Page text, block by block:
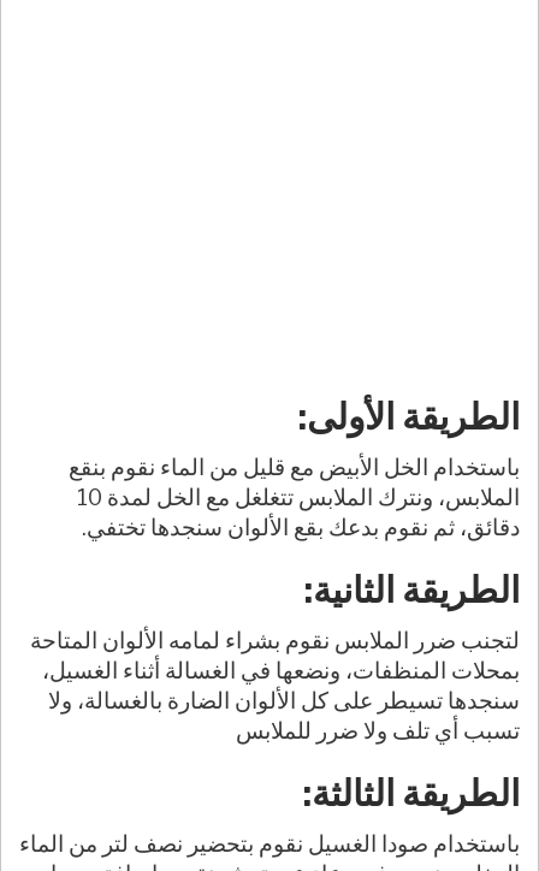
الطريقة الأولى:
باستخدام الخل الأبيض مع قليل من الماء نقوم بنقع
الملابس، ونترك الملابس تتغلغل مع الخل لمدة 10
دقائق، ثم نقوم بدعك بقع الألوان سنجدها تختفي.
الطريقة الثانية:
لتجنب ضرر الملابس نقوم بشراء لمامه الألوان المتاحة
بمحلات المنظفات، ونضعها في الغسالة أثناء الغسيل،
سنجدها تسيطر على كل الألوان الضارة بالغسالة، ولا
تسبب أي تلف ولا ضرر للملابس
الطريقة الثالثة:
باستخدام صودا الغسيل نقوم بتحضير نصف لتر من الماء